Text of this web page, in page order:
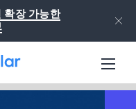
확장 가능한